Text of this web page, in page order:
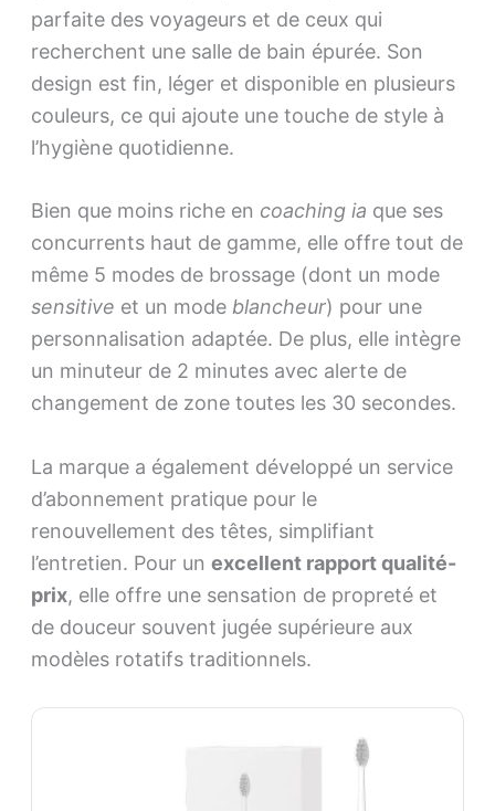
parfaite des voyageurs et de ceux qui
recherchent une salle de bain épurée. Son
design est fin, léger et disponible en plusieurs
couleurs, ce qui ajoute une touche de style à
l’hygiène quotidienne.
Bien que moins riche en coaching ia que ses
concurrents haut de gamme, elle offre tout de
même 5 modes de brossage (dont un mode
sensitive et un mode blancheur) pour une
personnalisation adaptée. De plus, elle intègre
un minuteur de 2 minutes avec alerte de
changement de zone toutes les 30 secondes.
La marque a également développé un service
d’abonnement pratique pour le
renouvellement des têtes, simplifiant
l’entretien. Pour un excellent rapport qualité-
prix, elle offre une sensation de propreté et
de douceur souvent jugée supérieure aux
modèles rotatifs traditionnels.